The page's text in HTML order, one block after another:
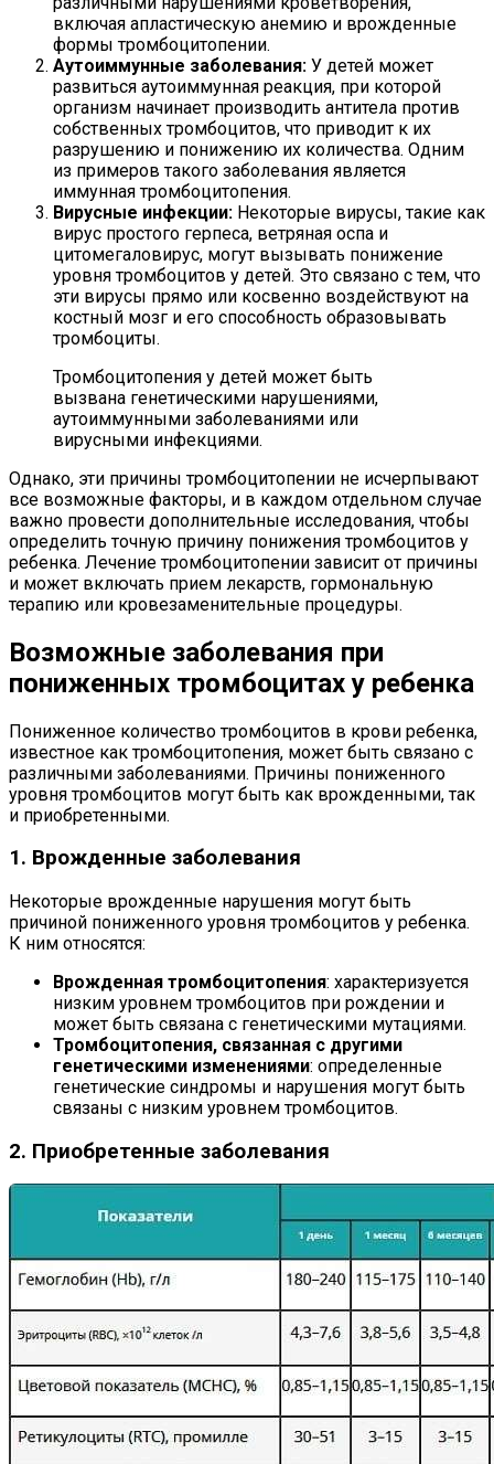
включая апластическую анемию и врожденные
формы тромбоцитопении.
Аутоиммунные заболевания: У детей может
развиться аутоиммунная реакция, при которой
организм начинает производить антитела против
собственных тромбоцитов, что приводит к их
разрушению и понижению их количества. Одним
из примеров такого заболевания является
иммунная тромбоцитопения.
Вирусные инфекции: Некоторые вирусы, такие как
вирус простого герпеса, ветряная оспа и
цитомегаловирус, могут вызывать понижение
уровня тромбоцитов у детей. Это связано с тем, что
эти вирусы прямо или косвенно воздействуют на
костный мозг и его способность образовывать
тромбоциты.
Тромбоцитопения у детей может быть
вызвана генетическими нарушениями,
аутоиммунными заболеваниями или
вирусными инфекциями.
Однако, эти причины тромбоцитопении не исчерпывают
все возможные факторы, и в каждом отдельном случае
важно провести дополнительные исследования, чтобы
определить точную причину понижения тромбоцитов у
ребенка. Лечение тромбоцитопении зависит от причины
и может включать прием лекарств, гормональную
терапию или кровезаменительные процедуры.
Возможные заболевания при
пониженных тромбоцитах у ребенка
Пониженное количество тромбоцитов в крови ребенка,
известное как тромбоцитопения, может быть связано с
различными заболеваниями. Причины пониженного
уровня тромбоцитов могут быть как врожденными, так
и приобретенными.
1. Врожденные заболевания
Некоторые врожденные нарушения могут быть
причиной пониженного уровня тромбоцитов у ребенка.
К ним относятся:
Врожденная тромбоцитопения: характеризуется
низким уровнем тромбоцитов при рождении и
может быть связана с генетическими мутациями.
Тромбоцитопения, связанная с другими
генетическими изменениями: определенные
генетические синдромы и нарушения могут быть
связаны с низким уровнем тромбоцитов.
2. Приобретенные заболевания